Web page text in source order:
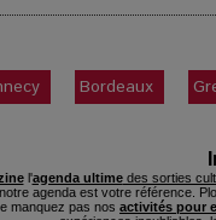
Bordeaux
l'agenda ultimedes sorties
, notre agenda est votre référence.
manquez pas nos activités pour